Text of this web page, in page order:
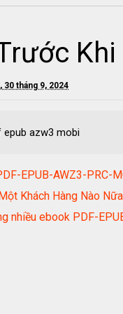
30 tháng 9, 2024
azw3 mobi
EPUB-AWZ3-PRC-
Khách Hàng Nào
nhiều ebook PDF-